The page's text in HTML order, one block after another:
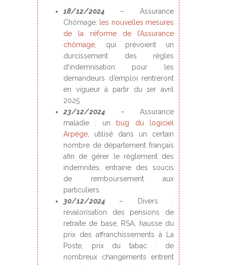
18/12/2024 – Assurance
Chômage: les nouvelles mesures
de la réforme de l’Assurance
chômage , qui prévoient un
durcissement des règles
d’indemnisation pour les
demandeurs d’emploi rentreront
en vigueur à partir du 1er avril
2025
23/12/2024 – Assurance
maladie : un
bug du logiciel
Arpège , utilisé dans un certain
nombre de département français
afin de gérer le règlement des
indemnités, entraine des soucis
de remboursement aux
particuliers.
30/12/2024 – Divers :
revalorisation des pensions de
retraite de base, RSA, hausse du
prix des affranchissements à La
Poste, prix du tabac : de
nombreux changements entrent